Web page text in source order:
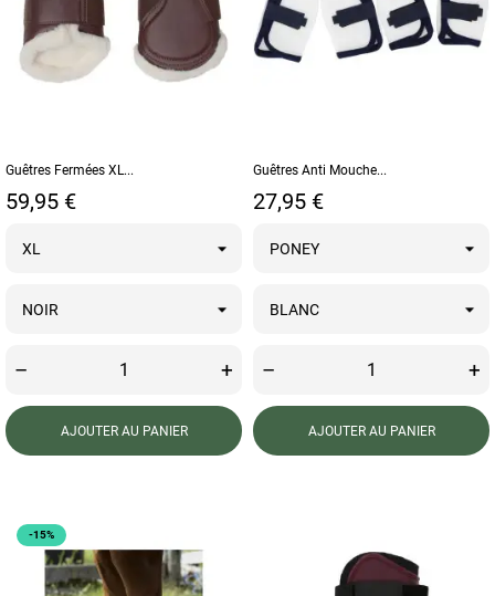
Guêtres Fermées XL...
Prix
59,95 €
– +
AJOUTER AU PANIER
Guêtres Anti Mouche...
Prix
27,95 €
– +
AJOUTER AU PANIER
-15%